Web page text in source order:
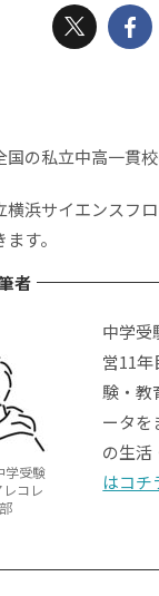
の私立中高一貫
浜サイエンスフ
す。
者
学受験
コレ
中学受
営11
験・教
ータを
の生活
はコチ